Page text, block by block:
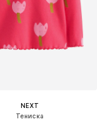
NEXT
Тениска